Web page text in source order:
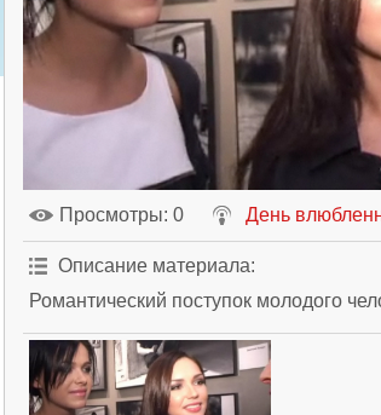
Просмотры: 0 День
Описание материала:
Романтический поступок молодого